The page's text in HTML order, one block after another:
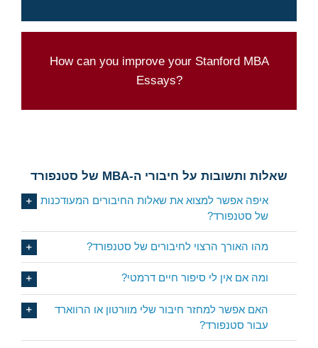
How can you improve your Stanford MBA
Essays?
Aringo's experts can help you present
yourself best
שאלות ותשובות על חיבורי ה-MBA של סטנפורד
איפה אפשר למצוא את שאלות החיבורים המעודכנות
של סטנפורד?
מהו האורך הרצוי לחיבורים של סטנפורד?
ומה אם אין לי סיפור חיים דרמטי?
האם אפשר למחזר חיבור שלי מוורטון או הרווארד
עבור סטנפורד?